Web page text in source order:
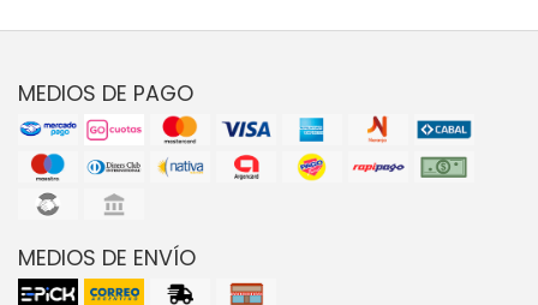
MEDIOS DE PAGO
MEDIOS DE ENVÍO